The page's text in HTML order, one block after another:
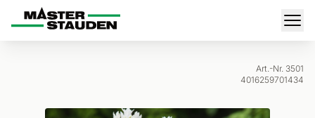
Master-Stauden
Art.-Nr. 3501
4016259701434